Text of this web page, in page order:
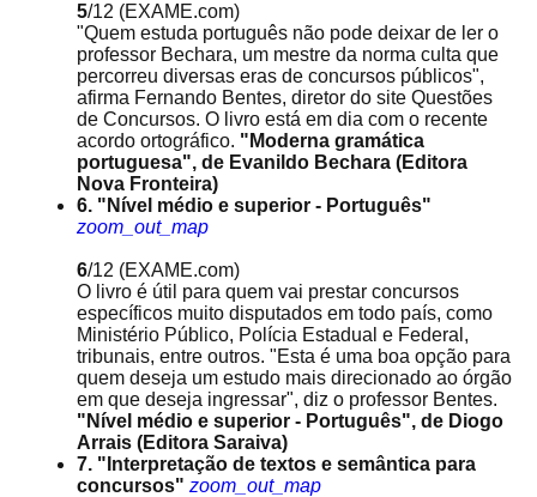
5/12 (EXAME.com)
"Quem estuda português não pode deixar de ler o
professor Bechara, um mestre da norma culta que
percorreu diversas eras de concursos públicos",
afirma Fernando Bentes, diretor do site Questões
de Concursos. O livro está em dia com o recente
acordo ortográfico. "Moderna gramática
portuguesa", de Evanildo Bechara (Editora
Nova Fronteira)
6. "Nível médio e superior - Português"
zoom_out_map
6/12 (EXAME.com)
O livro é útil para quem vai prestar concursos
específicos muito disputados em todo país, como
Ministério Público, Polícia Estadual e Federal,
tribunais, entre outros. "Esta é uma boa opção para
quem deseja um estudo mais direcionado ao órgão
em que deseja ingressar", diz o professor Bentes.
"Nível médio e superior - Português", de Diogo
Arrais (Editora Saraiva)
7. "Interpretação de textos e semântica para
concursos" zoom_out_map